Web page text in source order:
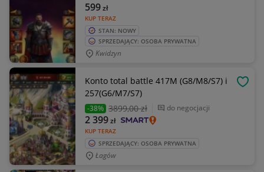
KUP TERAZ
599zł
STAN: NOWY
SPRZEDAJĄCY: OSOBA PRYWATNA
Kwidzyn
Konto total battle 417M (G8/M8/S7) i
257(G6/M7/S7)
-38% 3899,00 zł do negocjacji
KUP TERAZ
2 399zł
SPRZEDAJĄCY: OSOBA PRYWATNA
Łagów